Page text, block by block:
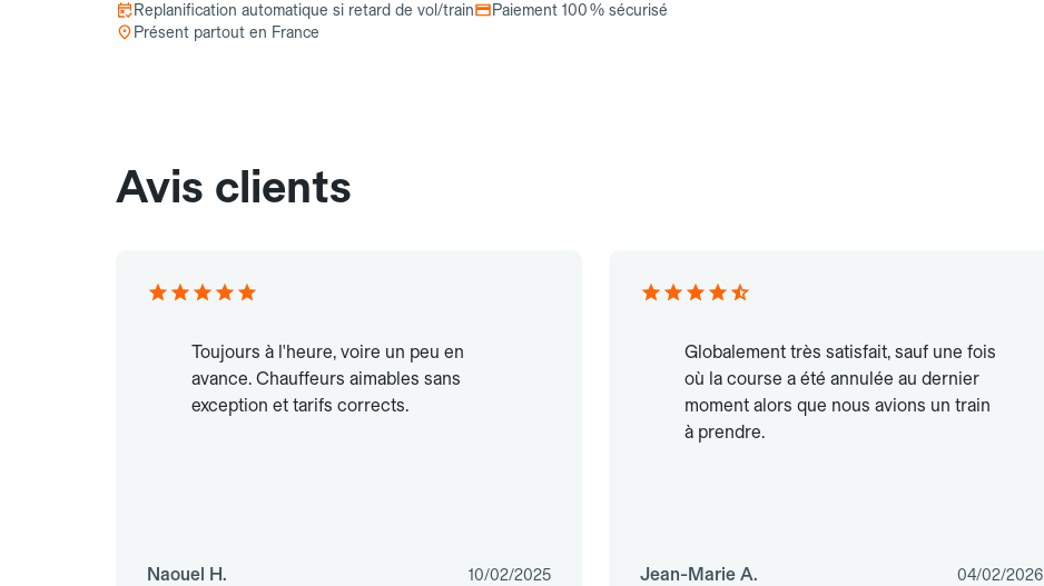
Replanification automatique si retard de vol/train
Paiement 100 % sécurisé
Présent partout en France
Avis clients
Toujours à l'heure, voire un peu en
avance. Chauffeurs aimables sans
exception et tarifs corrects.
Naouel H. 10/02/2025
Globalement très satisfait, sauf une fois
où la course a été annulée au dernier
moment alors que nous avions un train
à prendre.
Jean-Marie A. 04/02/2026